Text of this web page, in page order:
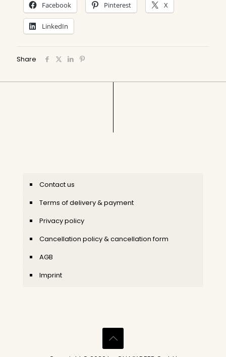
Facebook Pinterest X
LinkedIn
Share
Contact us
Terms of delivery & payment
Privacy policy
Cancellation policy & cancellation form
AGB
Imprint